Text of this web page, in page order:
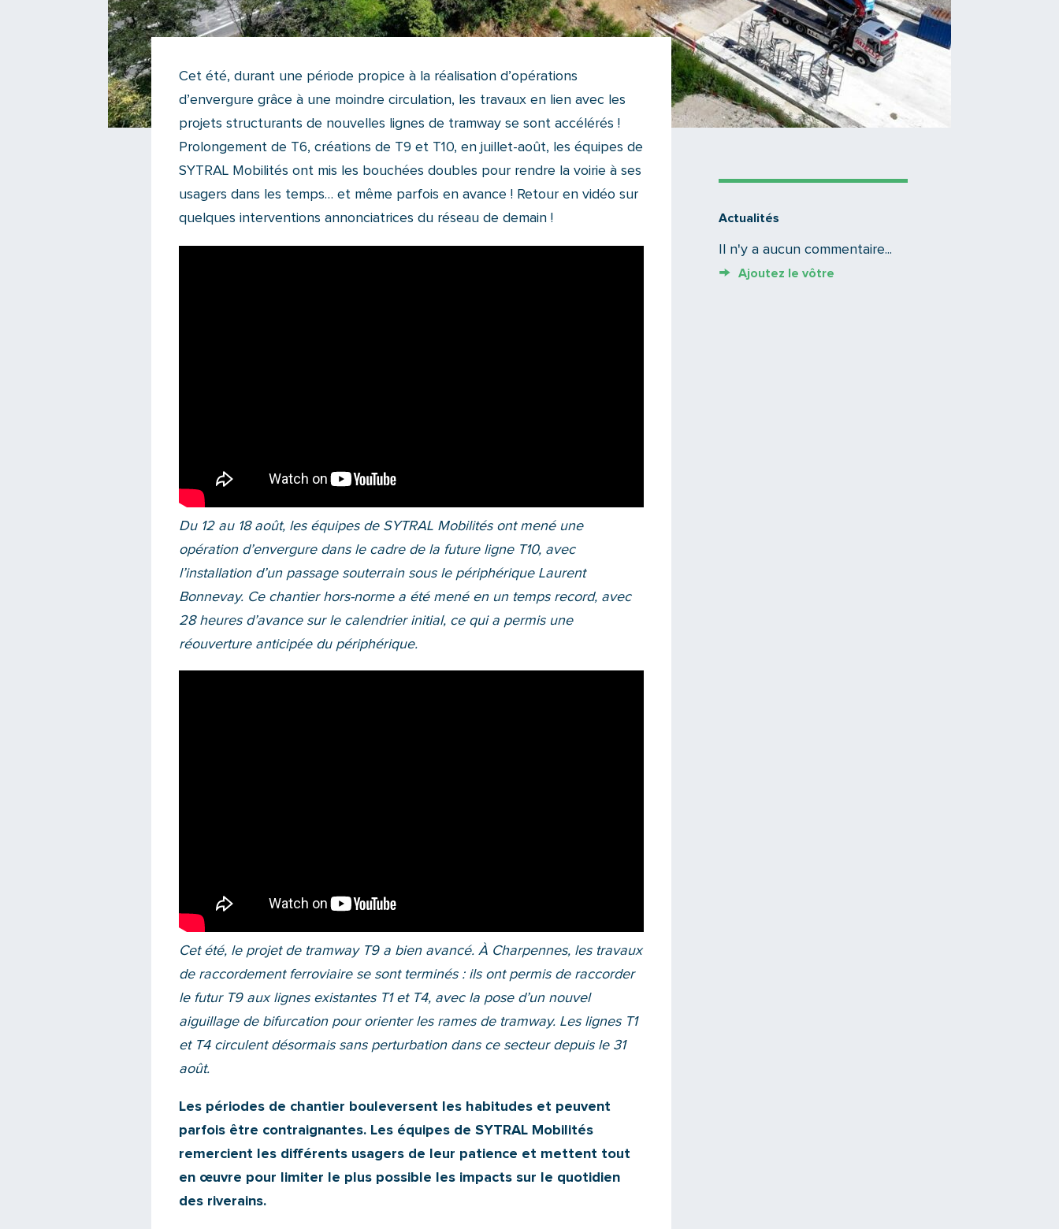
Actualités
Il n'y a aucun commentaire...
Ajoutez le vôtre
Cet été, durant une période propice à la réalisation d’opérations
d’envergure grâce à une moindre circulation, les travaux en lien avec les
projets structurants de nouvelles lignes de tramway se sont accélérés !
Prolongement de T6, créations de T9 et T10, en juillet-août, les équipes de
SYTRAL Mobilités ont mis les bouchées doubles pour rendre la voirie à ses
usagers dans les temps… et même parfois en avance ! Retour en vidéo sur
quelques interventions annonciatrices du réseau de demain !
Du 12 au 18 août, les équipes de SYTRAL Mobilités ont mené une
opération d’envergure dans le cadre de la future ligne T10, avec
l’installation d’un passage souterrain sous le périphérique Laurent
Bonnevay. Ce chantier hors-norme a été mené en un temps record, avec
28 heures d’avance sur le calendrier initial, ce qui a permis une
réouverture anticipée du périphérique.
Cet été, le projet de tramway T9 a bien avancé. À Charpennes, les travaux
de raccordement ferroviaire se sont terminés : ils ont permis de raccorder
le futur T9 aux lignes existantes T1 et T4, avec la pose d’un nouvel
aiguillage de bifurcation pour orienter les rames de tramway. Les lignes T1
et T4 circulent désormais sans perturbation dans ce secteur depuis le 31
août.
Les périodes de chantier bouleversent les habitudes et peuvent
parfois être contraignantes. Les équipes de SYTRAL Mobilités
remercient les différents usagers de leur patience et mettent tout
en œuvre pour limiter le plus possible les impacts sur le quotidien
des riverains.